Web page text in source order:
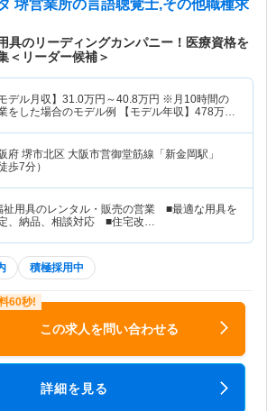
堺営業所の言語聴覚士,その他職種求
具のリーディングカンパニー！医療資格を
＜リーダー候補＞
デル月収】 31.0万円～40.8万円 ※月10時間の
をした場合のモデル例 【モデル年収】 478万円
府 堺市北区 大阪市営御堂筋線「新金岡駅」
歩7分）
祉用具のレンタル・販売の営業 ■最適な用具を
、納品、相談対応 ■住宅改…
積極採用中
この求人を問い合わせる
詳細を見る